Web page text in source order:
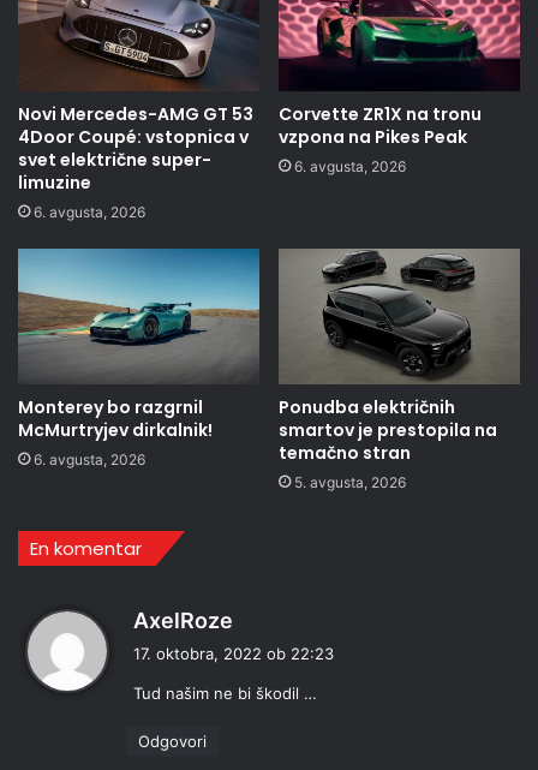
Novi Mercedes-AMG GT 53
4Door Coupé: vstopnica v
svet električne super-
limuzine
6. avgusta, 2026
Corvette ZR1X na tronu
vzpona na Pikes Peak
6. avgusta, 2026
Monterey bo razgrnil
McMurtryjev dirkalnik!
6. avgusta, 2026
Ponudba električnih
smartov je prestopila na
temačno stran
5. avgusta, 2026
En komentar
AxelRoze
v
17. oktobra, 2022 ob 22:23
Tud našim ne bi škodil …
Odgovori